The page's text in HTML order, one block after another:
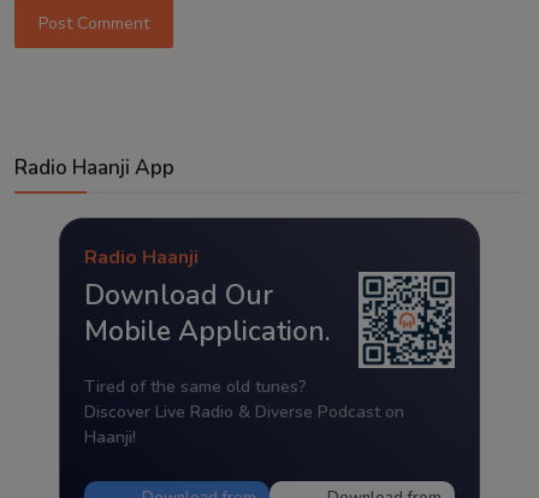
Post Comment
Radio Haanji App
Radio Haanji
Download Our
Mobile Application.
Tired of the same old tunes?
Discover Live Radio & Diverse Podcast on
Haanji!